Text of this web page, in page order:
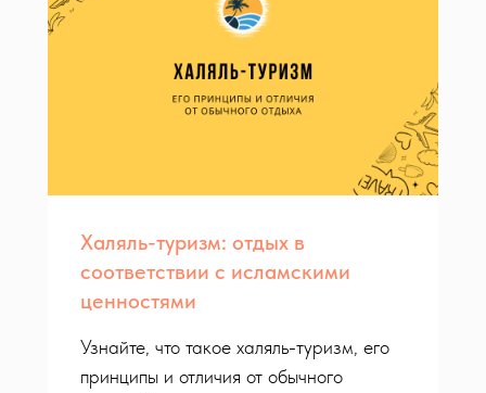
Халяль-туризм: отдых в
соответствии с исламскими
ценностями
Узнайте, что такое халяль-туризм, его
принципы и отличия от обычного